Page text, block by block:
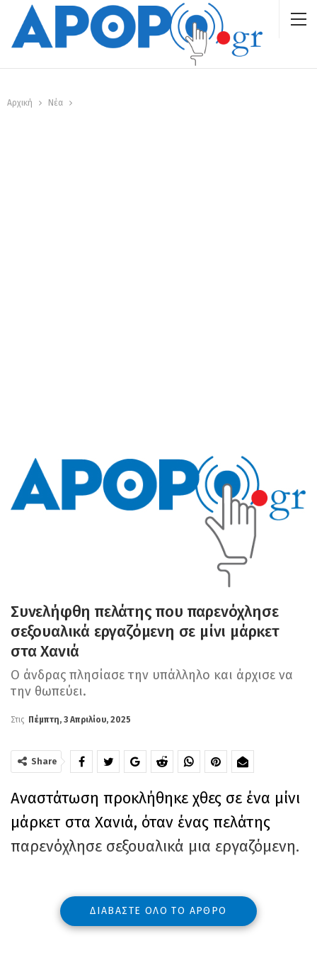
Αρχική Νέα
Συνελήφθη πελάτης που παρενόχλησε
σεξουαλικά εργαζόμενη σε μίνι μάρκετ
στα Χανιά
Ο άνδρας πλησίασε την υπάλληλο και άρχισε να
την θωπεύει.
Στις Πέμπτη, 3 Απριλίου, 2025
Share
Αναστάτωση προκλήθηκε χθες σε ένα μίνι
μάρκετ στα Χανιά, όταν ένας πελάτης
παρενόχλησε σεξουαλικά μια εργαζόμενη.
Σύμφωνα με πληροφορίες, το περιστατικό
ΔΙΑΒΆΣΤΕ ΌΛΟ ΤΟ ΆΡΘΡΟ